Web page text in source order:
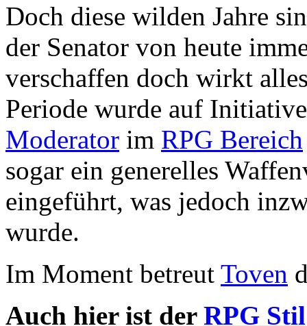
Doch diese wilden Jahre
der Senator von heute
verschaffen doch wirkt
Periode wurde auf
Moderator im RPG Bereich
sogar ein generelles
eingeführt, was jedoch
wurde.
Im Moment betreut Toven
Auch hier ist der RPG Stil